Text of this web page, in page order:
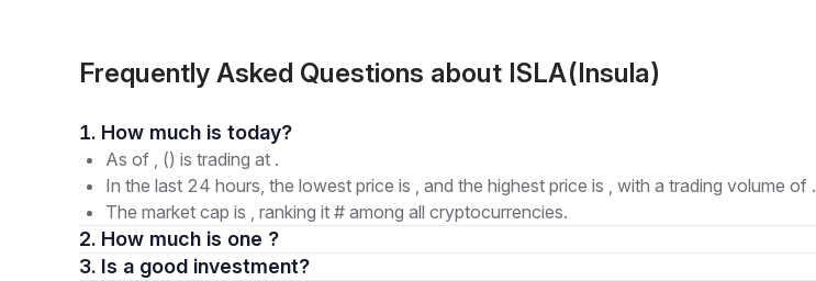
Frequently Asked Questions about ISLA(Insula)
1. How much is today?
As of , () is trading at .
In the last 24 hours, the lowest price is , and the highest price is , with a trading volume of .
The market cap is , ranking it # among all cryptocurrencies.
2. How much is one ?
3. Is a good investment?